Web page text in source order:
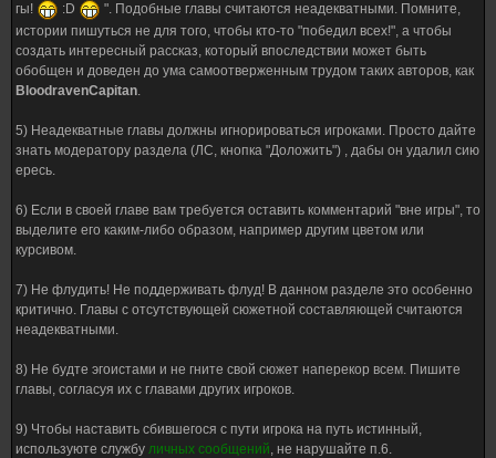
гы!
:D
". Подобные главы считаются неадекватными. Помните,
истории пишуться не для того, чтобы кто-то "победил всех!", а чтобы
создать интересный рассказ, который впоследствии может быть
обобщен и доведен до ума самоотверженным трудом таких авторов, как
BloodravenCapitan.
5) Неадекватные главы должны игнорироваться игроками. Просто дайте
знать модератору раздела (ЛС, кнопка "Доложить") , дабы он удалил сию
ересь.
6) Если в своей главе вам требуется оставить комментарий "вне игры", то
выделите его каким-либо образом, например другим цветом или
курсивом.
7) Не флудить! Не поддерживать флуд! В данном разделе это особенно
критично. Главы с отсутствующей сюжетной составляющей считаются
неадекватными.
8) Не будте эгоистами и не гните свой сюжет наперекор всем. Пишите
главы, согласуя их с главами других игроков.
9) Чтобы наставить сбившегося с пути игрока на путь истинный,
используюте службу личных сообщений, не нарушайте п.6.